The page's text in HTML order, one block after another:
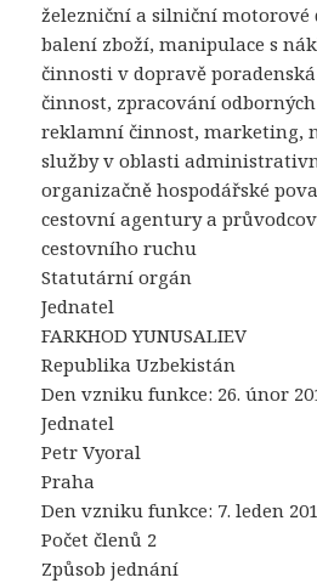
železniční a silniční motorové
balení zboží, manipulace s
činnosti v dopravě
činnost, zpracování
reklamní činnost, marketing,
služby v oblasti
organizačně hospodářské
cestovní agentury a
cestovního ruchu
Statutární orgán
Jednatel
FARKHOD YUNUSALIEV
Republika Uzbekistán
Den vzniku funkce: 26. únor
Jednatel
Petr Vyoral
Praha
Den vzniku funkce: 7. leden
Počet členů 2
Způsob jednání